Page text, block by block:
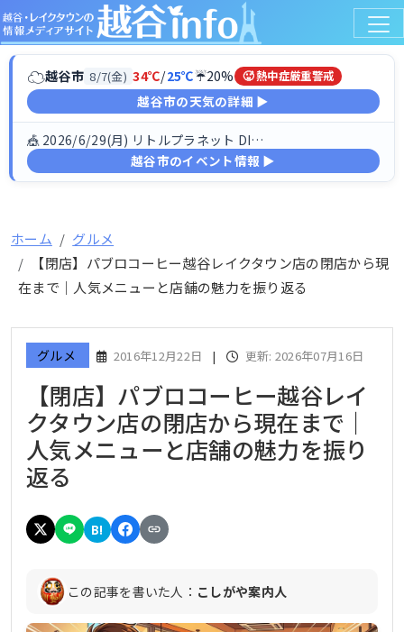
☁越谷市 8/7(金) 34℃/25℃☔20% 🥵 熱中症厳重警戒
越谷市の天気の詳細 ▶
🎪 2026/6/29(月) リトルプラネット DINO FESTIV…
越谷市のイベント情報 ▶
ホーム
グルメ
【閉店】パブロコーヒー越谷レイクタウン店の閉店から現
在まで｜人気メニューと店舗の魅力を振り返る
グルメ 2016年12月22日 | 更新: 2026年07月16日
【閉店】パブロコーヒー越谷レイ
クタウン店の閉店から現在まで｜
人気メニューと店舗の魅力を振り
返る
B!
この記事を書いた人： こしがや案内人